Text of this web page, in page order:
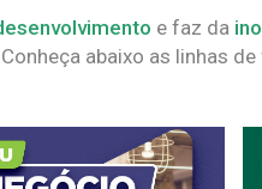
e faz da
abaixo as linhas